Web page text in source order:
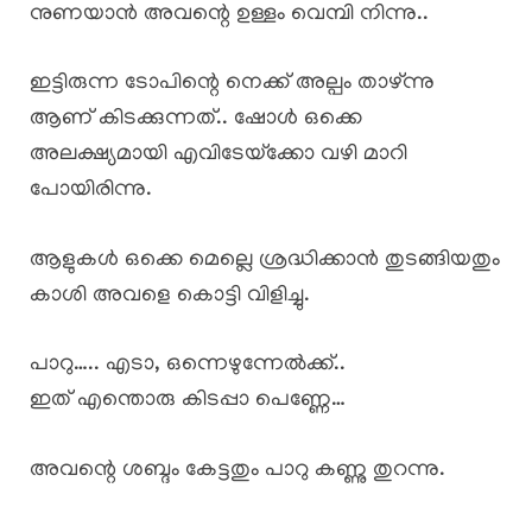
നുണയാൻ അവന്റെ ഉള്ളം വെമ്പി നിന്നു..
ഇട്ടിരുന്ന ടോപിന്റെ നെക്ക് അല്പം താഴ്ന്നു
ആണ് കിടക്കുന്നത്.. ഷോൾ ഒക്കെ
അലക്ഷ്യമായി എവിടേയ്‌ക്കോ വഴി മാറി
പോയിരിന്നു.
ആളുകൾ ഒക്കെ മെല്ലെ ശ്രദ്ധിക്കാൻ തുടങ്ങിയതും
കാശി അവളെ കൊട്ടി വിളിച്ചു.
പാറു….. എടാ, ഒന്നെഴുന്നേൽക്ക്..
ഇത് എന്തൊരു കിടപ്പാ പെണ്ണേ…
അവന്റെ ശബ്ദം കേട്ടതും പാറു കണ്ണു തുറന്നു.